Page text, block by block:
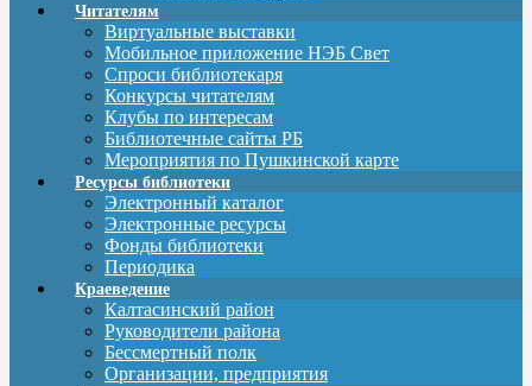
Читателям
Виртуальные выставки
Мобильное приложение НЭБ Свет
Спроси библиотекаря
Конкурсы читателям
Клубы по интересам
Библиотечные сайты РБ
Мероприятия по Пушкинской карте
Ресурсы библиотеки
Электронный каталог
Электронные ресурсы
Фонды библиотеки
Периодика
Краеведение
Калтасинский район
Руководители района
Бессмертный полк
Организации, предприятия